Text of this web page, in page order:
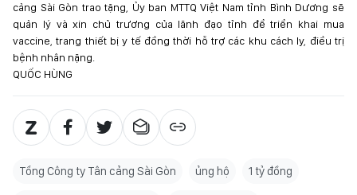
cảng Sài Gòn trao tặng, Ủy ban MTTQ Việt Nam tỉnh Bình Dương sẽ
quản lý và xin chủ trương của lãnh đạo tỉnh để triển khai mua
vaccine, trang thiết bị y tế đồng thời hỗ trợ các khu cách ly, điều trị
bệnh nhân nặng.
QUỐC HÙNG
Tổng Công ty Tân cảng Sài Gòn ủng hộ 1 tỷ đồng